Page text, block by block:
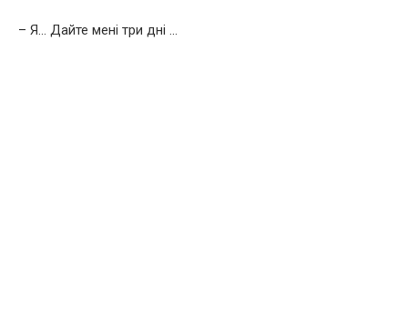
– Я… Дайте мені три дні …